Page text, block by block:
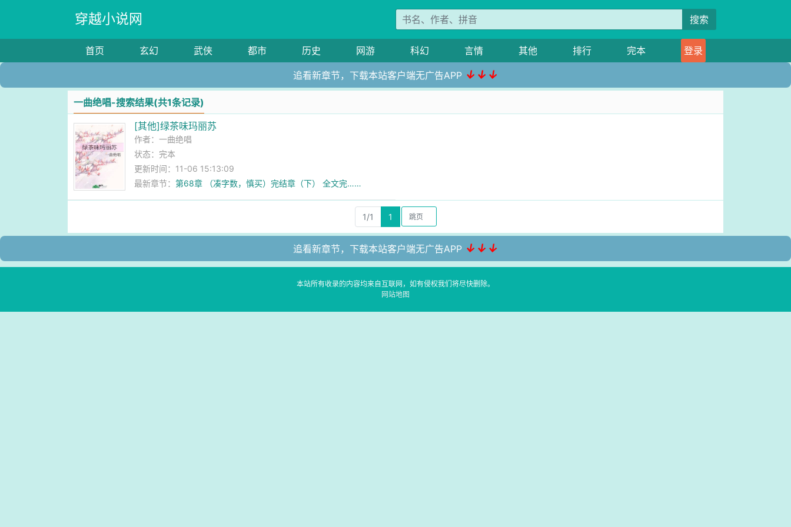
穿越小说网 搜索
首页 玄幻 武侠 都市 历史 网游 科幻 言情 其他 排行 完本 登录
追看新章节，下载本站客户端无广告APP ↓↓↓
一曲绝唱-搜索结果(共1条记录)
[其他]绿茶味玛丽苏
作者：一曲绝唱
状态：完本
更新时间：11-06 15:13:09
最新章节：第68章 （凑字数，慎买）完结章（下） 全文完……
1/1 1
追看新章节，下载本站客户端无广告APP ↓↓↓
本站所有收录的内容均来自互联网，如有侵权我们将尽快删除。
网站地图